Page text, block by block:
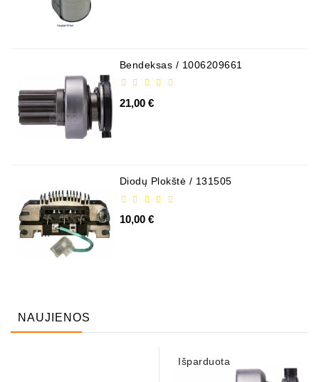
Bendeksas / 1006209661
21,00 €
Diodų Plokštė / 131505
10,00 €
NAUJIENOS
Išparduota